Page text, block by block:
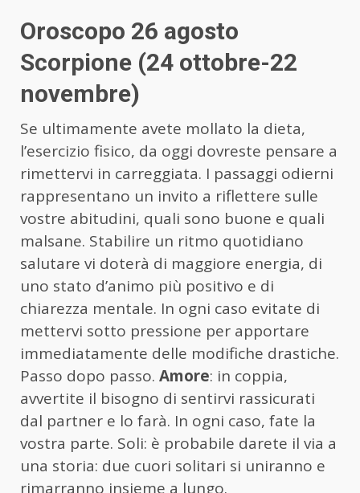
Oroscopo 26 agosto
Scorpione (24 ottobre-22
novembre)
Se ultimamente avete mollato la dieta,
l’esercizio fisico, da oggi dovreste pensare a
rimettervi in carreggiata. I passaggi odierni
rappresentano un invito a riflettere sulle
vostre abitudini, quali sono buone e quali
malsane. Stabilire un ritmo quotidiano
salutare vi doterà di maggiore energia, di
uno stato d’animo più positivo e di
chiarezza mentale. In ogni caso evitate di
mettervi sotto pressione per apportare
immediatamente delle modifiche drastiche.
Passo dopo passo. Amore: in coppia,
avvertite il bisogno di sentirvi rassicurati
dal partner e lo farà. In ogni caso, fate la
vostra parte. Soli: è probabile darete il via a
una storia: due cuori solitari si uniranno e
rimarranno insieme a lungo.